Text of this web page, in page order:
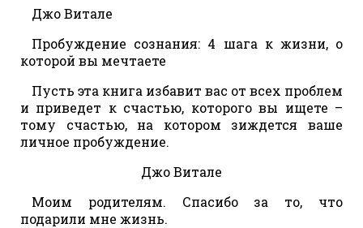
Джо Витале
Пробуждение сознания: 4 шага к жизни, о
которой вы мечтаете
Пусть эта книга избавит вас от всех проблем
и приведет к счастью, которого вы ищете –
тому счастью, на котором зиждется ваше
личное пробуждение.
Джо Витале
Моим родителям. Спасибо за то, что
подарили мне жизнь.